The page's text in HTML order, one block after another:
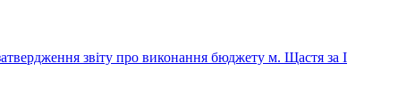
звіту про виконання бюджету м. Щастя за I